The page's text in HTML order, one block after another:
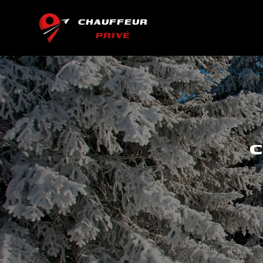
CHAUFFEUR
PRIVÉ